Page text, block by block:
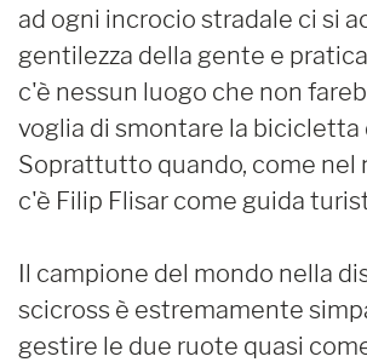
ad ogni incrocio stradale ci si
gentilezza della gente e
c'è nessun luogo che non
voglia di smontare la bicicletta
Soprattutto quando, come nel
c'è Filip Flisar come guida
Il campione del mondo nella
scicross è estremamente
gestire le due ruote quasi